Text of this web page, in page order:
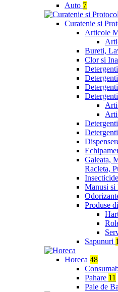
Auto 7
Curatenie si
Articole
Bureti,
Clor si
Galeata,
Racleta,
Insecticide
Manusi si
Produse
Sapunuri
Horeca 48
Pahare 11
Paie de